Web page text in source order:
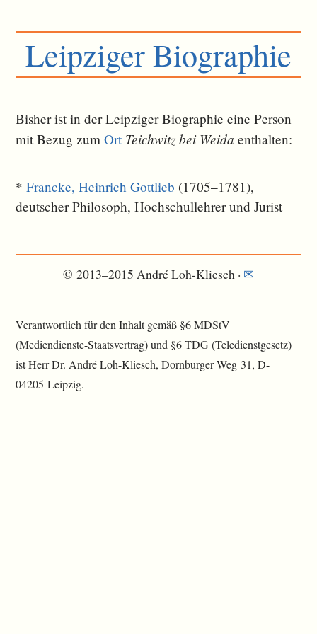
Leipziger Biographie
Bisher ist in der Leipziger Biographie eine Person
mit Bezug zumOrt Teichwitz bei Weida ent­halten:
*Francke, Heinrich Gottlieb (1705–1781),
deutscher Philosoph, Hochschullehrer und Jurist
© 2013–2015 André Loh-Kliesch · ✉
Verantwortlich für den Inhalt gemäß §6 MDStV
(Mediendienste-Staatsvertrag) und §6 TDG (Teledienstgesetz)
ist Herr Dr. André Loh-Kliesch, Dornburger Weg 31, D-
04205 Leipzig.